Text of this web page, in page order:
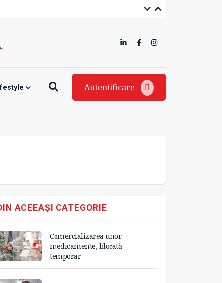
Autentificare
ACEEAȘI CATEGORIE
Comercializarea unor
medicamente, blocată
temporar